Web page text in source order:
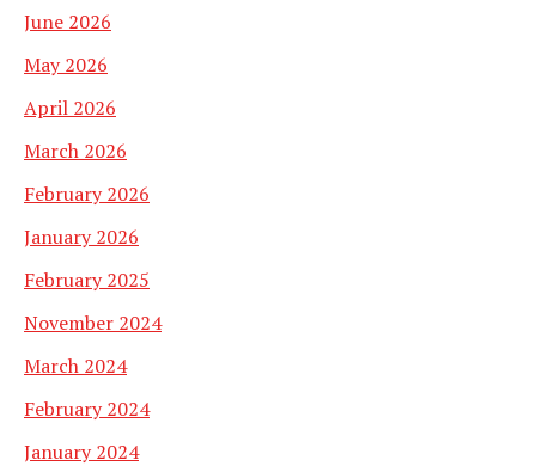
June 2026
May 2026
April 2026
March 2026
February 2026
January 2026
February 2025
November 2024
March 2024
February 2024
January 2024